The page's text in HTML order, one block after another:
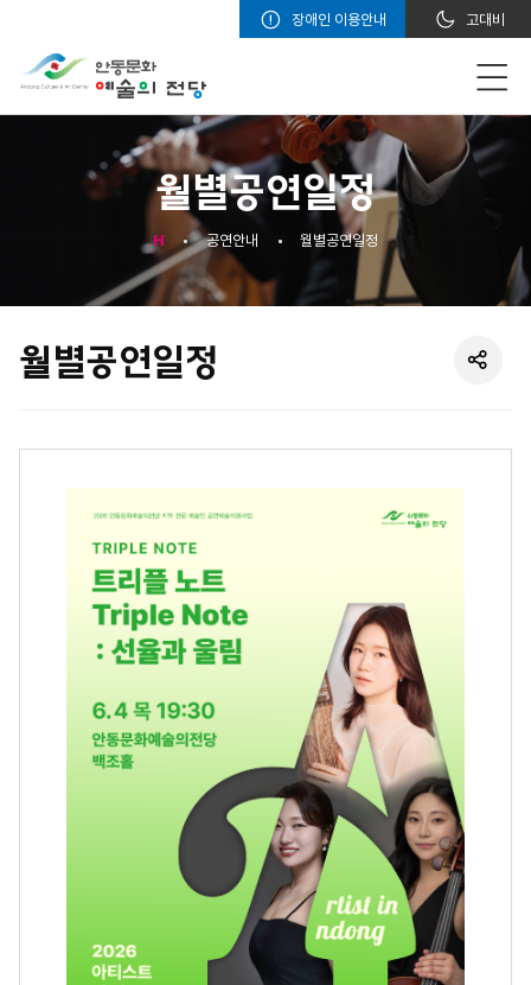
장애인 이용안내 고대비
월별공연일정
H 공연안내 월별공연일정
월별공연일정